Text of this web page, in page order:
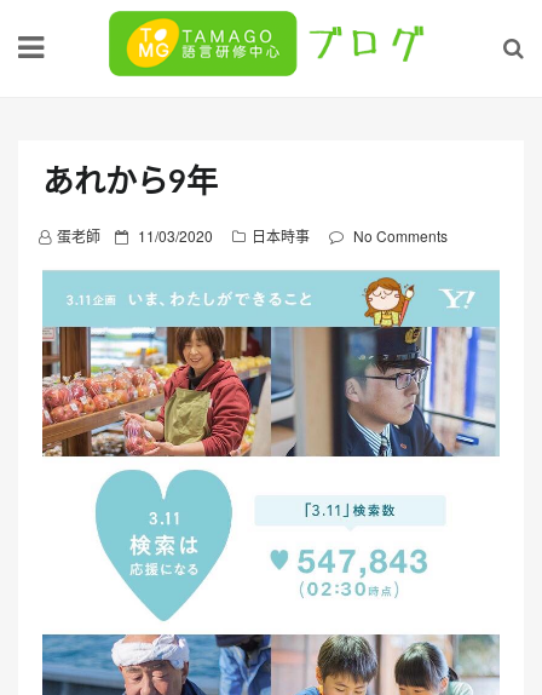
あれから9年
蛋老師
P
s
e
d
o
n
11/03/2020 日本時事 No Comments